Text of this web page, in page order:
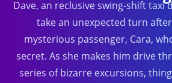
Dave, an reclusive swing-shift
take an unexpected turn
mysterious passenger, Cara,
secret. As she makes him drive
series of bizarre excursions,